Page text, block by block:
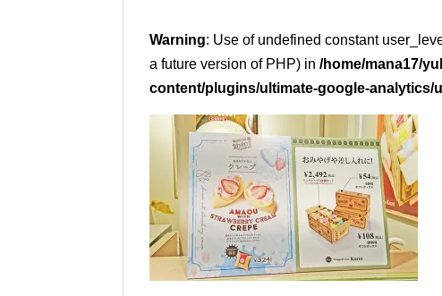
Warning: Use of undefined constant
a future version of PHP) in /home/mana17/
content/plugins/ultimate-google-analytics/